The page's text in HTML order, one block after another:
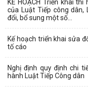
KẾ HOẠCH Triển khai
của Luật Tiếp công dân,
đổi, bổ sung một số...
Kế hoạch triển khai sửa
tố cáo
Nghị định quy định chi
hành Luật Tiếp Công dân